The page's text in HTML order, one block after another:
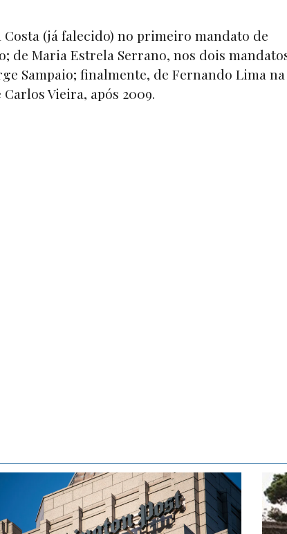
(já falecido) no primeiro mandato de
de Maria Estrela Serrano, nos dois
Sampaio; finalmente, de Fernando Lima na
Vieira, após 2009.